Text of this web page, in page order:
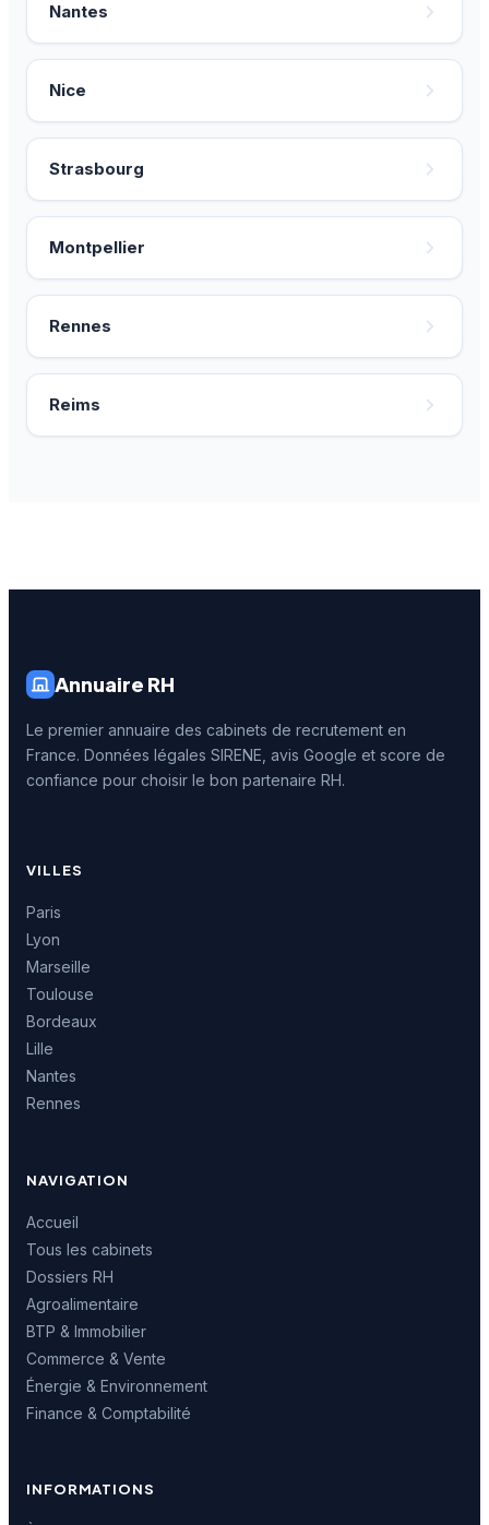
Nantes
Nice
Strasbourg
Montpellier
Rennes
Reims
Annuaire RH
Le premier annuaire des cabinets de recrutement en
France. Données légales SIRENE, avis Google et score de
confiance pour choisir le bon partenaire RH.
VILLES
Paris
Lyon
Marseille
Toulouse
Bordeaux
Lille
Nantes
Rennes
NAVIGATION
Accueil
Tous les cabinets
Dossiers RH
Agroalimentaire
BTP & Immobilier
Commerce & Vente
Énergie & Environnement
Finance & Comptabilité
INFORMATIONS